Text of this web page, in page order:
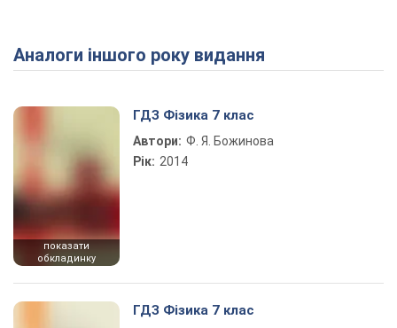
Play Video
Аналоги іншого року видання
показати
обкладинку
ГДЗ Фізика 7 клас
Автори: Ф. Я. Божинова
Рік: 2014
ГДЗ Фізика 7 клас